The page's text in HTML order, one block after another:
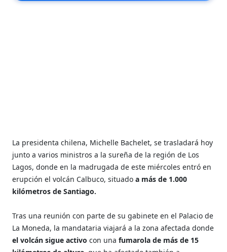
La presidenta chilena, Michelle Bachelet, se trasladará hoy
junto a varios ministros a la sureña de la región de Los
Lagos, donde en la madrugada de este miércoles entró en
erupción el volcán Calbuco, situadoa más de 1.000
kilómetros de Santiago.
Tras una reunión con parte de su gabinete en el Palacio de
La Moneda, la mandataria viajará a la zona afectada donde
el volcán sigue activo con unafumarola de más de 15